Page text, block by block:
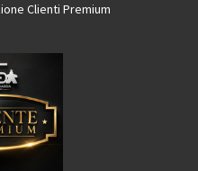
Clienti Premium